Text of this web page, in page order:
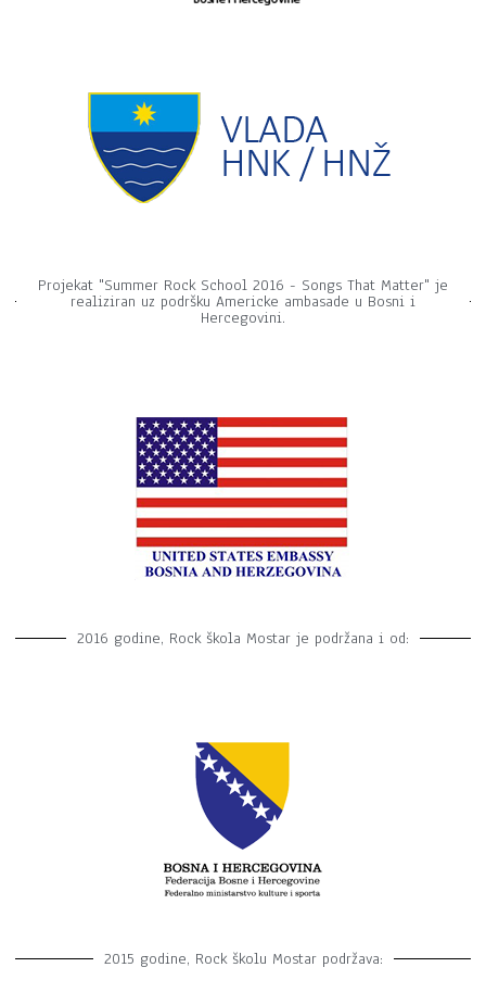
Projekat "Summer Rock School 2016 - Songs That Matter" je
realiziran uz podršku Americke ambasade u Bosni i
Hercegovini.
2016 godine, Rock škola Mostar je podržana i od:
2015 godine, Rock školu Mostar podržava: